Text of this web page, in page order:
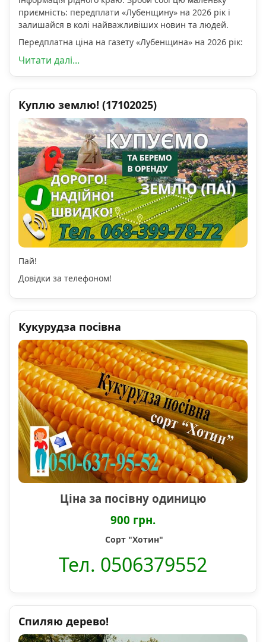
приємність: передплати «Лубенщину» на 2026 рік і
залишайся в колі найважливіших новин та людей.
Передплатна ціна на газету «Лубенщина» на 2026 рік:
Читати далі...
Куплю землю! (17102025)
Пай!
Довідки за телефоном!
Кукурудза посівна
Ціна за посівну одиницю
900 грн.
Сорт "Хотин"
Тел. 0506379552
Спиляю дерево!